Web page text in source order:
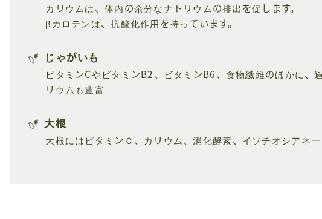
カリウムは、体内の余分なナトリウムの排出を促します。
βカロテンは、抗酸化作用を持っています。
じゃがいも
ビタミンCやビタミンB2、ビタミンB6、食物繊維のほかに、
リウムも豊富
大根
大根にはビタミンＣ、カリウム、消化酵素、イソチオシアネー